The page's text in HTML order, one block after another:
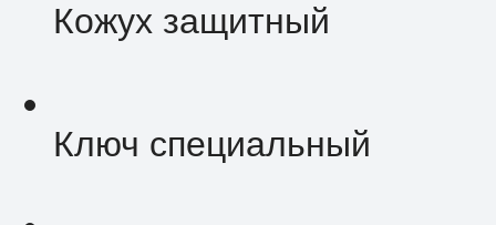
Кожух защитный
Ключ специальный